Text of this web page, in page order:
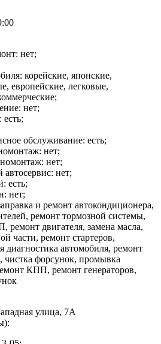
нет;
корейские, японские,
европейские, легковые,
нет;
обслуживание: есть;
нет;
нет;
нет;
есть;
нет;
и ремонт автокондиционера,
ремонт тормозной системы,
двигателя, замена масла,
части, ремонт стартеров,
диагностика автомобиля, ремонт
чистка форсунок, промывка
КПП, ремонт генераторов,
улица, 7А